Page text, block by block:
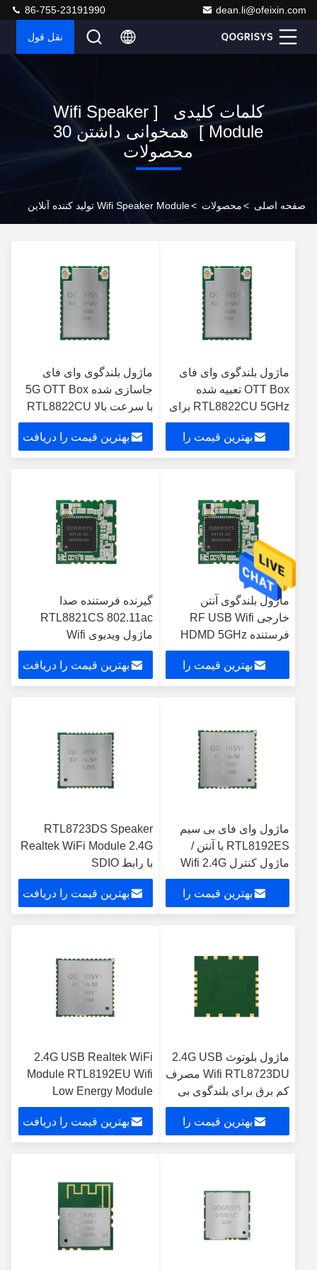
dean.li@ofeixin.com
86-755-23191990
نقل قول
کلمات کلیدی [ Wifi Speaker
Module ] همخوانی داشتن 30
محصولات
صفحه اصلی >محصولات >Wifi Speaker Module تولید کننده آنلاین
ماژول بلندگوی وای فای
OTT Box تعبیه شده
RTL8822CU 5GHz برای
سیستم عامل اندروید
لینوکسبهترین قیمت را
ماژول بلندگوی وای فای
جاسازی شده 5G OTT Box
با سرعت بالا RTL8822CU
با رابط USB 2.0
بهترین قیمت را دریافت
ماژول بلندگوی آنتن
خارجی RF USB Wifi
فرستنده HDMD 5GHz
RTL8811CU
بهترین قیمت را
گیرنده فرستنده صدا
RTL8821CS 802.11ac
ماژول ویدیوی Wifi
بهترین قیمت را دریافت
ماژول وای فای بی سیم
RTL8192ES با آنتن /
ماژول کنترل Wifi 2.4G
بهترین قیمت را
RTL8723DS Speaker
Realtek WiFi Module 2.4G
با رابط SDIO
بهترین قیمت را دریافت
ماژول بلوتوث 2.4G USB
Wifi RTL8723DU مصرف
کم برق برای بلندگوی بی
سیم
بهترین قیمت را
2.4G USB Realtek WiFi
Module RTL8192EU Wifi
Low Energy Module
بهترین قیمت را دریافت